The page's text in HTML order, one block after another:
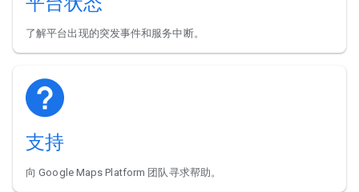
了解平台出现的突发事件和服务中断。
支持
向 Google Maps Platform 团队寻求帮助。